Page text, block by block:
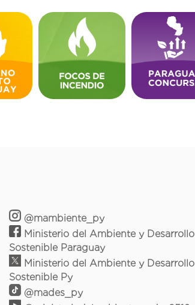
@mambiente_py
Ministerio del Ambiente y Desarrollo
Sostenible Paraguay
Ministerio del Ambiente y Desarrollo
Sostenible Py
@mades_py